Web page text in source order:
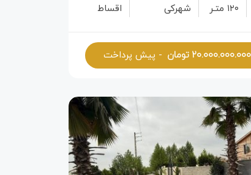
۱۲۰ متـر
شهرکی
اقساط
۲۰.۰۰۰.۰۰۰.۰۰۰تومان - پیش پرداخت